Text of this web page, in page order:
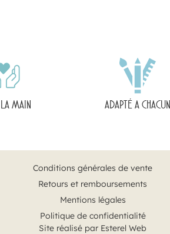
MAIN ADAPTÉ A CHACUN
Conditions générales de vente
Retours et remboursements
Mentions légales
Politique de confidentialité
Site réalisé par Esterel Web